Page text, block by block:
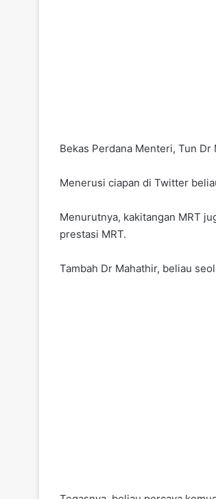
Bekas Perdana Menteri, Tun
Menerusi ciapan di Twitter
Menurutnya, kakitangan MRT
prestasi MRT.
Tambah Dr Mahathir, beliau